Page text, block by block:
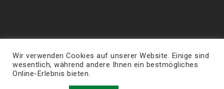
Wir verwenden Cookies auf unserer Website. Einige sind
wesentlich, während andere Ihnen ein bestmögliches
Online-Erlebnis bieten.